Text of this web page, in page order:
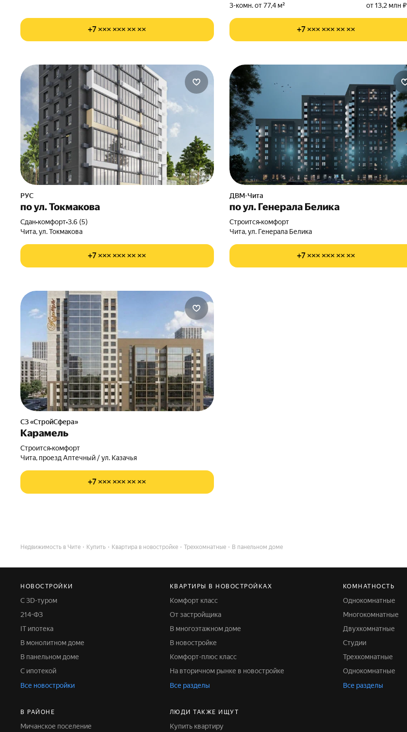
+7 ××× ××× ×× ××
3-комн. от 77,4 м²
от 13,2 млн ₽
+7 ××× ××× ×× ××
РУС
по ул. Токмакова
Сдан•комфорт•3.6 (5)
Чита, ул. Токмакова
+7 ××× ××× ×× ××
ДВМ-Чита
по ул. Генерала Белика
Строится•комфорт
Чита, ул. Генерала Белика
+7 ××× ××× ×× ××
СЗ «СтройСфера»
Карамель
Строится•комфорт
Чита, проезд Аптечный / ул. Казачья
+7 ××× ××× ×× ××
Недвижимость в Чите Купить Квартира в новостройке Трехкомнатные В панельном доме
НОВОСТРОЙКИ
С 3D-туром
214-ФЗ
IT ипотека
В монолитном доме
В панельном доме
С ипотекой
Все новостройки
КВАРТИРЫ В НОВОСТРОЙКАХ
Комфорт класс
От застройщика
В многоэтажном доме
В новостройке
Комфорт-плюс класс
На вторичном рынке в новостройке
Все разделы
КОМНАТНОСТЬ
Однокомнатные
Многокомнатные
Двухкомнатные
Студии
Трехкомнатные
Однокомнатные
Все разделы
В РАЙОНЕ
Мичанское поселение
ЛЮДИ ТАКЖЕ ИЩУТ
Купить квартиру